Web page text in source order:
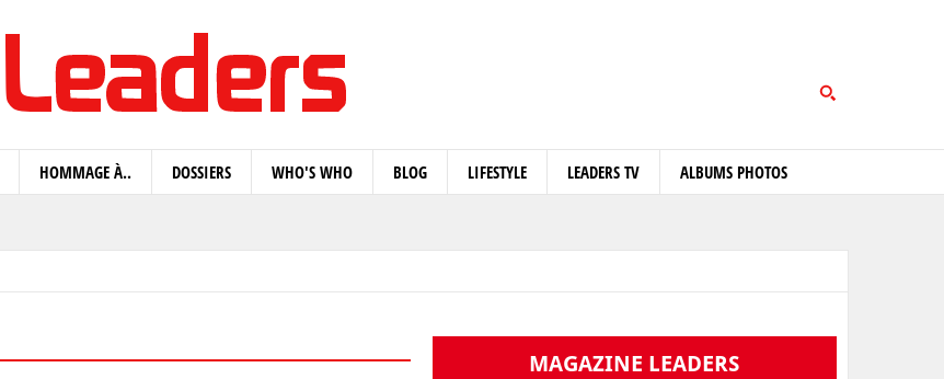
HOMMAGE À.. DOSSIERS WHO'S WHO BLOG LIFESTYLE LEADERS TV ALBUMS PHOTOS
MAGAZINE LEADERS